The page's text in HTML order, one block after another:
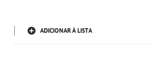
ADICIONAR À LISTA